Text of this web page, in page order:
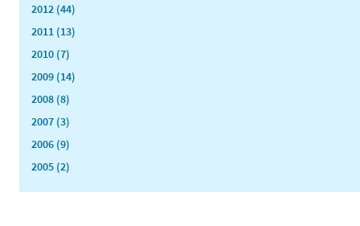
2012 (44)
2011 (13)
2010 (7)
2009 (14)
2008 (8)
2007 (3)
2006 (9)
2005 (2)